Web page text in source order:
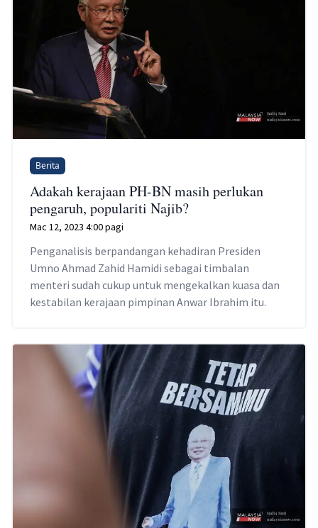
Berita
Adakah kerajaan PH-BN masih perlukan
pengaruh, populariti Najib?
Mac 12, 2023 4:00 pagi
Penganalisis berpandangan kehadiran Presiden
Umno Ahmad Zahid Hamidi sebagai timbalan
menteri sudah cukup untuk mengekalkan kuasa dan
kestabilan kerajaan pimpinan Anwar Ibrahim itu.